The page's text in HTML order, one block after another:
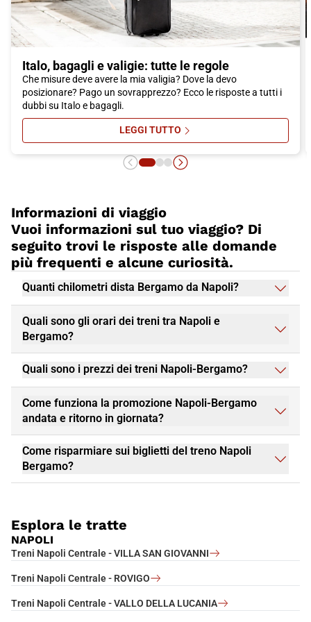
Bergamo, senza dover fare ulteriori spostamenti in taxi o mezzi
pubblici.
Quindi, cosa stai aspettando? Pianifica il tuo viaggio a
Bergamo e prenota il tuo biglietto Italo per un'esperienza
cultura e delizie culinarie. Bergamo ti sta aspettando!
Italo, bagagli e valigie: tutte le regole
Che misure deve avere la mia valigia? Dove la devo
posizionare? Pago un sovrapprezzo? Ecco le risposte a tutti i
dubbi su Italo e bagagli.
LEGGI TUTTOSU ITALO, BAGAGLI E VALIGIE:
Informazioni di viaggio
Vuoi informazioni sul tuo viaggio? Di
seguito trovi le risposte alle domande
più frequenti e alcune curiosità.
Quanti chilometri dista Bergamo da Napoli?
Quali sono gli orari dei treni tra Napoli e
Bergamo?
Quali sono i prezzi dei treni Napoli-Bergamo?
Come funziona la promozione Napoli-Bergamo
andata e ritorno in giornata?
Come risparmiare sui biglietti del treno Napoli
Bergamo?
Esplora le tratte
NAPOLI
Treni Napoli Centrale - VILLA SAN GIOVANNI
Treni Napoli Centrale - ROVIGO
Treni Napoli Centrale - VALLO DELLA LUCANIA